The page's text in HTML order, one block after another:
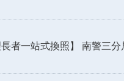
長者一站式換照】 南警三